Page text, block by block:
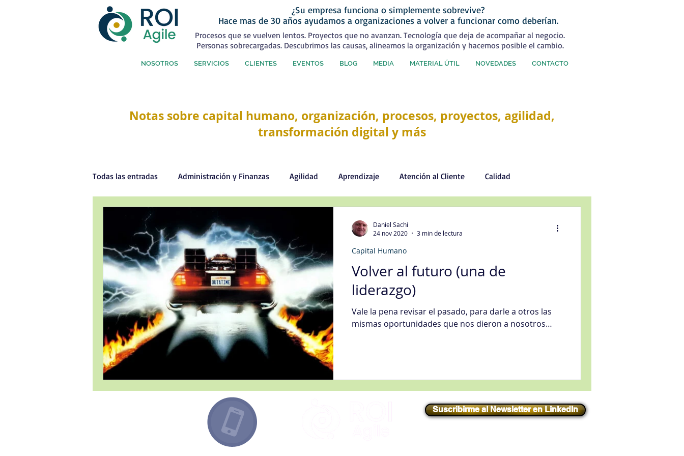
¿Su empresa funciona o simplemente sobrevive?
Hace mas de 30 años ayudamos a organizaciones a volver a funcionar como deberían.
Procesos que se vuelven lentos. Proyectos que no avanzan. Tecnología que deja de acompañar al negocio.
Personas sobrecargadas. Descubrimos las causas, alineamos la organización y hacemos posible el cambio.
NOSOTROS SERVICIOS CLIENTES EVENTOS BLOG MEDIA MATERIAL ÚTIL NOVEDADES CONTACTO
Notas sobre capital humano, organización, procesos, proyectos, agilidad,
transformación digital y más
Todas las entradas Administración y Finanzas Agilidad Aprendizaje Atención al Cliente Calidad
Capital Humano
Estrategia Comercial Estrategias Tecnología Informática Fidelización del Cliente
Gestión de Proyectos / Project Mgmt Gestión de Quejas Gestión Organizacional
Liderazgo Compras Logística Mejora Continua
Satisfacción al Cliente Temas Generales Transformación Digital Ventas
Volver al futuro (una de
liderazgo)
Vale la pena revisar el pasado, para darle a otros las
mismas oportunidades que nos dieron a nosotros…
Capital Humano
Daniel Sachi
24 nov 2020
3 min de lectura
Suscribirme al Newsletter en LinkedIn